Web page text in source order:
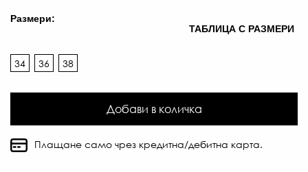
€
Размери:
ТАБЛИЦА С РАЗМЕРИ
34 36 38
Добави в количка
Плащане само чрез кредитна/дебитна карта.